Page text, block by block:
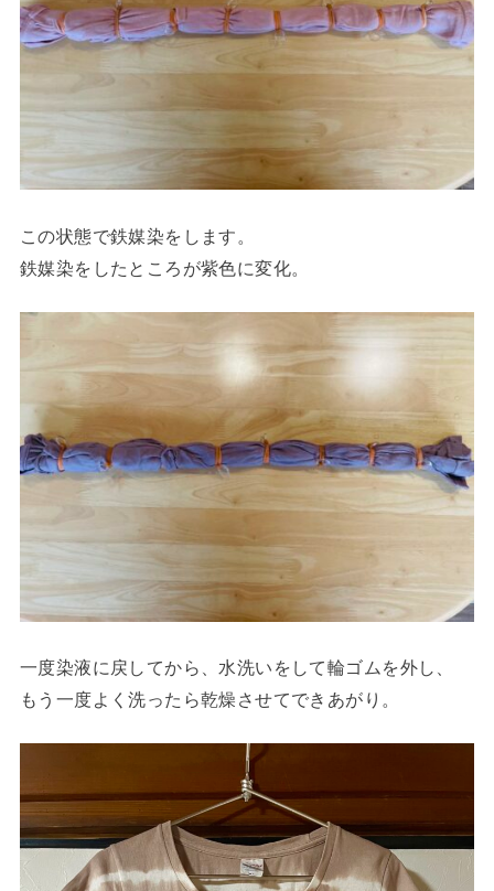
この状態で鉄媒染をします。
鉄媒染をしたところが紫色に変化。
一度染液に戻してから、水洗いをして輪ゴムを外し、
もう一度よく洗ったら乾燥させてできあがり。